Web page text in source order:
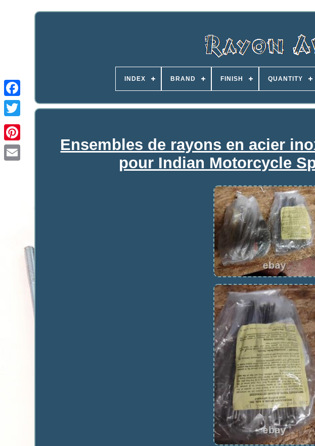
INDEX BRAND FINISH QUANTITY
Ensembles de rayons en acier
pour Indian Motorcycle